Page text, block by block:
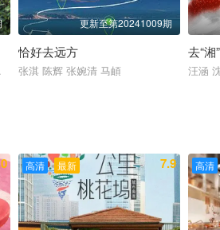
皓
更新至第20241009期
恰好去远方
张淇 陈辉 张婉清 马頔
去“
汪涵
最新
高清 7.9 高清